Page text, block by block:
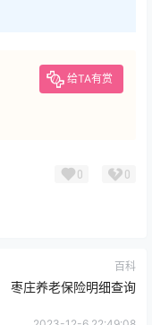
给TA有赏
0 0
百科
枣庄养老保险明细查询